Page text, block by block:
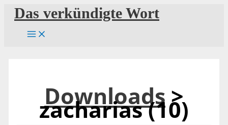
Zum
Inhalt
springen
Das verkündigte Wort
Downloads>
zacharias (10)